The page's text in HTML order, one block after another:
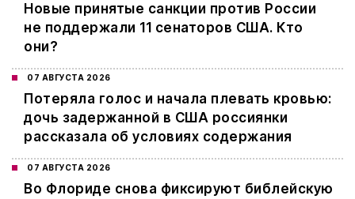
Новые принятые санкции против России
не поддержали 11 сенаторов США. Кто
они?
07 АВГУСТА 2026
Потеряла голос и начала плевать кровью:
дочь задержанной в США россиянки
рассказала об условиях содержания
07 АВГУСТА 2026
Во Флориде снова фиксируют библейскую